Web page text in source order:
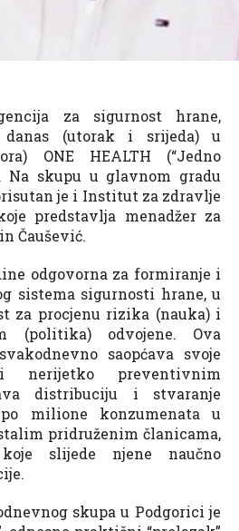
za sigurnost hrane,
(utorak i srijeda) u
ONE HEALTH (“Jedno
Na skupu u glavnom gradu
je i Institut za zdravlje
predstavlja menadžer za
Čaušević.
odgovorna za formiranje i
sistema sigurnosti hrane, u
za procjenu rizika (nauka) i
(politika) odvojene. Ova
saopćava svoje
nerijetko preventivnim
distribuciju i stvaranje
milione konzumenata u
pridruženim članicama,
slijede njene naučno
skupa u Podgorici je